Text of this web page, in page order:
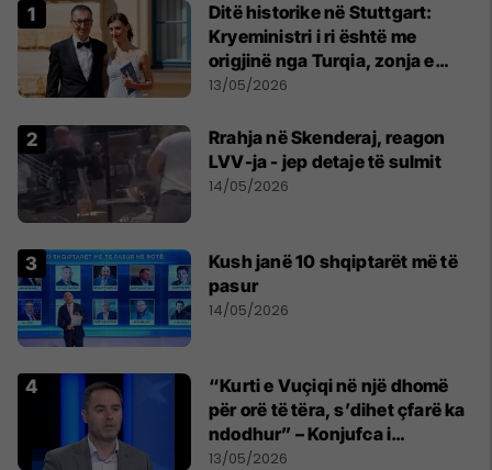
Ditë historike në Stuttgart:
Kryeministri i ri është me
origjinë nga Turqia, zonja e
parë një shqiptare nga
13/05/2026
Rrahja në Skenderaj, reagon
LVV-ja - jep detaje të sulmit
14/05/2026
Kush janë 10 shqiptarët më të
pasur
14/05/2026
“Kurti e Vuçiqi në një dhomë
për orë të tëra, s’dihet çfarë ka
ndodhur” – Konjufca i
përgjigjet Osmanit
13/05/2026